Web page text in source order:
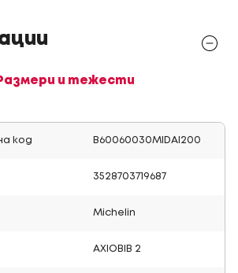
и тежести
код B60060030MIDAI200
3528703719687
Michelin
AXIOBIB 2